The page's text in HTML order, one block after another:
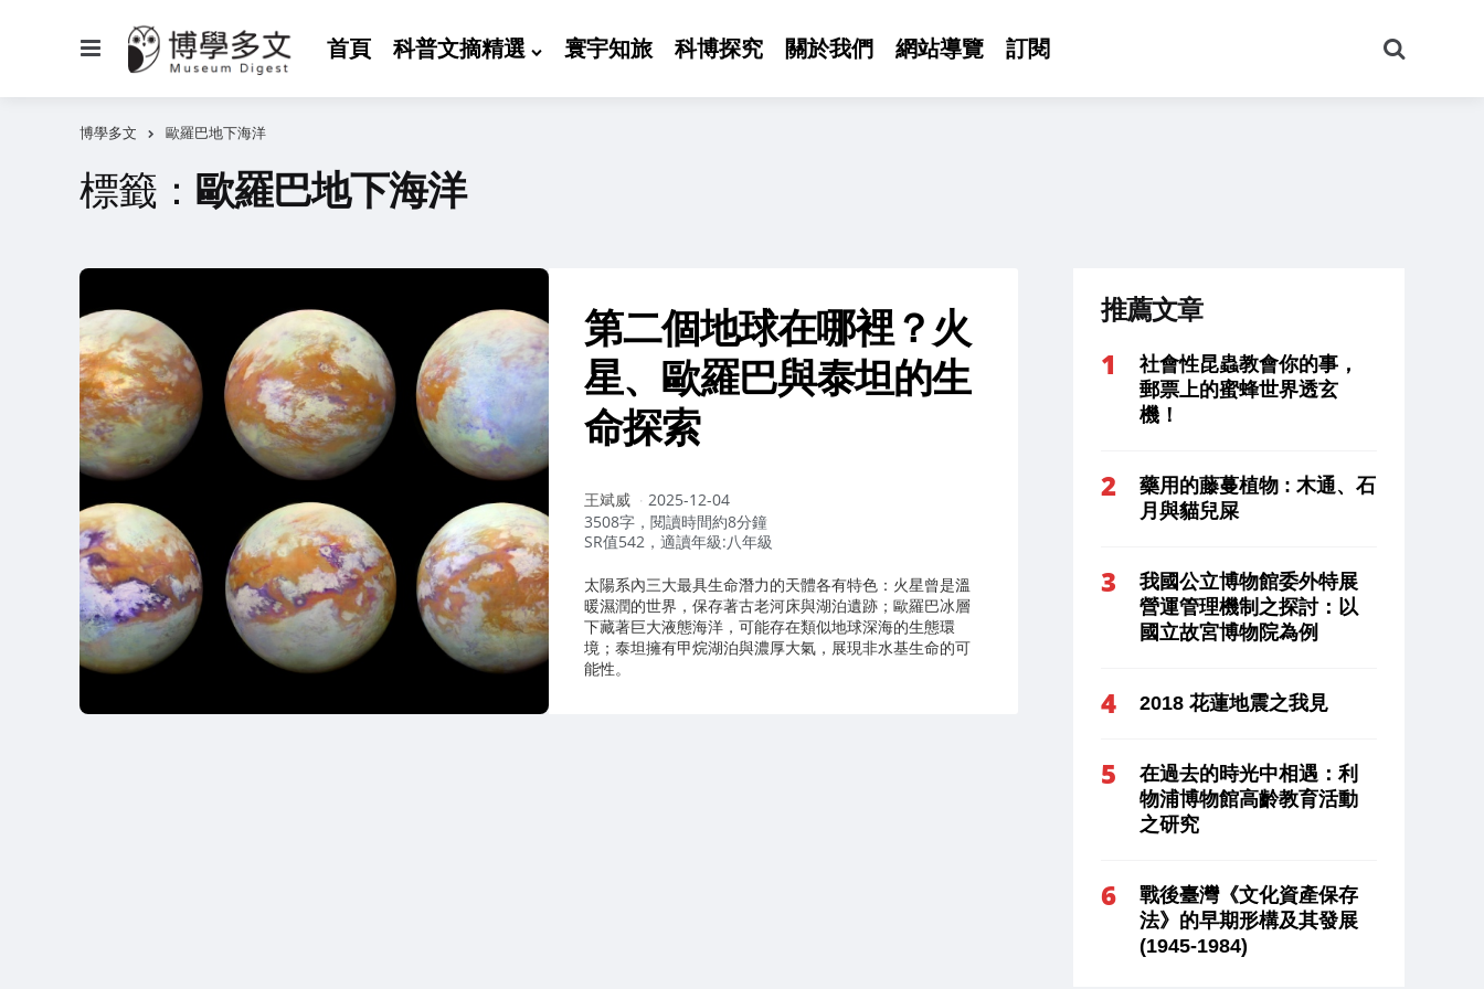
首頁 科普文摘精選 寰宇知旅 科博探究 關於我們 網站導覽 訂閱
尋
博學多文 歐羅巴地下海洋
標籤： 歐羅巴地下海洋
第二個地球在哪裡？火
星、歐羅巴與泰坦的生
命探索
作
者：
王斌威
2025-12-04
3508字，閱讀時間約8分鐘
SR值542，適讀年級:八年級
太陽系內三大最具生命潛力的天體各有特色：火星曾是溫
暖濕潤的世界，保存著古老河床與湖泊遺跡；歐羅巴冰層
下藏著巨大液態海洋，可能存在類似地球深海的生態環
境；泰坦擁有甲烷湖泊與濃厚大氣，展現非水基生命的可
能性。
推薦文章
社會性昆蟲教會你的事，
郵票上的蜜蜂世界透玄
機！
藥用的藤蔓植物 : 木通、石
月與貓兒屎
我國公立博物館委外特展
營運管理機制之探討：以
國立故宮博物院為例
2018 花蓮地震之我見
在過去的時光中相遇：利
物浦博物館高齡教育活動
之研究
戰後臺灣《文化資產保存
法》的早期形構及其發展
(1945-1984)